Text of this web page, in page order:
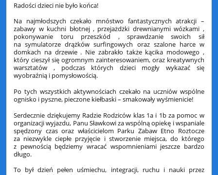
Radości dzieci nie było końca!
Na najmłodszych czekało mnóstwo fantastycznych atrakcji –
zabawy w kuchni błotnej , przejażdżki drewnianymi wózkami ,
pokonywanie toru przeszkód , sprawdzanie swoich sił
na symulatorze drążków surfingowych oraz szalone harce w
domkach na drzewie . Nie zabrakło także kącika modowego ,
który cieszył się ogromnym zainteresowaniem, oraz kreatywnych
warsztatów , podczas których dzieci mogły wykazać się
wyobraźnią i pomysłowością.
Po tych wszystkich aktywnościach czekało na uczniów wspólne
ognisko i pyszne, pieczone kiełbaski – smakowały wyśmienicie!
Serdecznie dziękujemy Radzie Rodziców klas 1a i 1b za pomoc w
organizacji wyjazdu, Panu Sławkowi za wspólną opiekę i wspaniale
spędzony czas oraz właścicielom Parku Zabaw Etno Roztocze
za niezwykle ciepłe przyjęcie i stworzenie miejsca, do którego
z pewnością będziemy wracać wspomnieniami jeszcze bardzo
długo.
To był dzień pełen uśmiechu, integracji, ruchu i nauki przez